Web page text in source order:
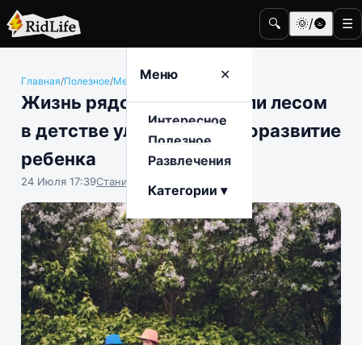
🔍 🌞/🌚 ☰
Меню ✕
Интересное
Полезное
Развлечения
Категории ▾
Главная/Полезное/Медицина и здоровье
Жизнь рядом с парком или лесом
в детстве улучшает нейроразвитие
ребенка
24 Июля 17:39Станислав Тимонов